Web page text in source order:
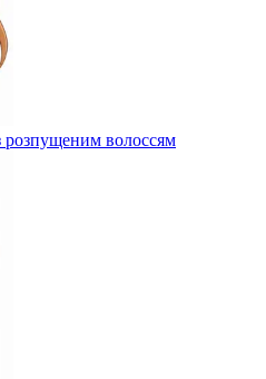
розпущеним волоссям